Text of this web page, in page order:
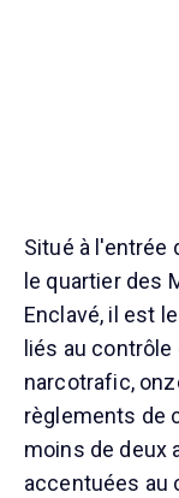
Situé à l'entrée
le quartier des
Enclavé, il est
liés au
narcotrafic,
règlements de
moins de deux
accentuées au